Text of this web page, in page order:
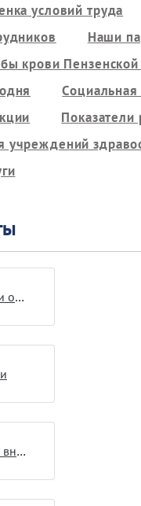
условий труда
Наши
крови Пензенской
Социальная
Показатели
Бланки и образцы документов
Главный внештатный специалист